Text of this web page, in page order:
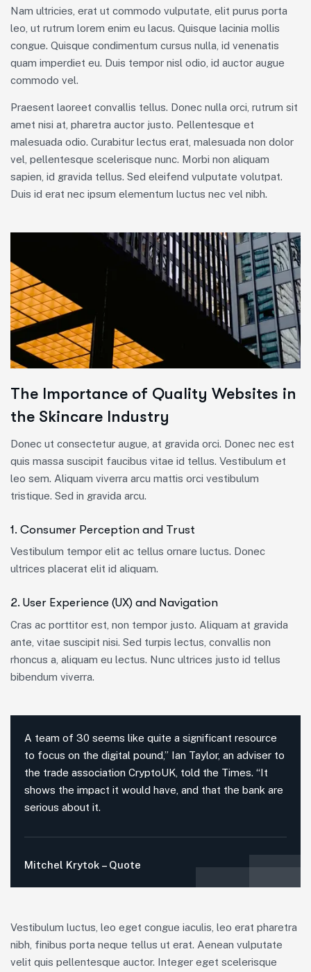
Nam ultricies, erat ut commodo vulputate, elit purus porta
leo, ut rutrum lorem enim eu lacus. Quisque lacinia mollis
congue. Quisque condimentum cursus nulla, id venenatis
quam imperdiet eu. Duis tempor nisl odio, id auctor augue
commodo vel.
Praesent laoreet convallis tellus. Donec nulla orci, rutrum sit
amet nisi at, pharetra auctor justo. Pellentesque et
malesuada odio. Curabitur lectus erat, malesuada non dolor
vel, pellentesque scelerisque nunc. Morbi non aliquam
sapien, id gravida tellus. Sed eleifend vulputate volutpat.
Duis id erat nec ipsum elementum luctus nec vel nibh.
The Importance of Quality Websites in
the Skincare Industry
Donec ut consectetur augue, at gravida orci. Donec nec est
quis massa suscipit faucibus vitae id tellus. Vestibulum et
leo sem. Aliquam viverra arcu mattis orci vestibulum
tristique. Sed in gravida arcu.
1. Consumer Perception and Trust
Vestibulum tempor elit ac tellus ornare luctus. Donec
ultrices placerat elit id aliquam.
2. User Experience (UX) and Navigation
Cras ac porttitor est, non tempor justo. Aliquam at gravida
ante, vitae suscipit nisi. Sed turpis lectus, convallis non
rhoncus a, aliquam eu lectus. Nunc ultrices justo id tellus
bibendum viverra.
A team of 30 seems like quite a significant resource
to focus on the digital pound,” Ian Taylor, an adviser to
the trade association CryptoUK, told the Times. “It
shows the impact it would have, and that the bank are
serious about it.
Mitchel Krytok – Quote
Vestibulum luctus, leo eget congue iaculis, leo erat pharetra
nibh, finibus porta neque tellus ut erat. Aenean vulputate
velit quis pellentesque auctor. Integer eget scelerisque